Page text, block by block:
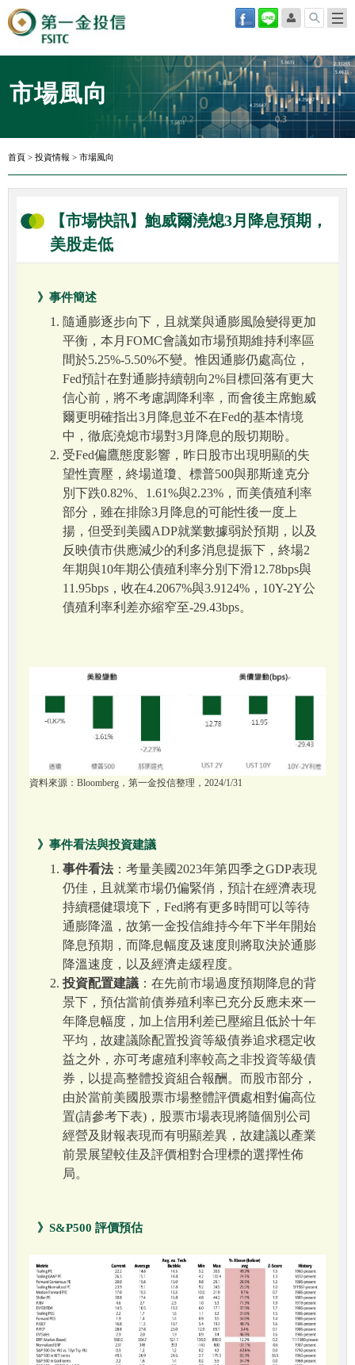
市場風向
首頁 > 投資情報 > 市場風向
【市場快訊】鮑威爾澆熄3月降息預期，
美股走低
》事件簡述
隨通膨逐步向下，且就業與通膨風險變得更加
平衡，本月FOMC會議如市場預期維持利率區
間於5.25%-5.50%不變。惟因通膨仍處高位，
Fed預計在對通膨持續朝向2%目標回落有更大
信心前，將不考慮調降利率，而會後主席鮑威
爾更明確指出3月降息並不在Fed的基本情境
中，徹底澆熄市場對3月降息的殷切期盼。
受Fed偏鷹態度影響，昨日股市出現明顯的失
望性賣壓，終場道瓊、標普500與那斯達克分
別下跌0.82%、1.61%與2.23%，而美債殖利率
部分，雖在排除3月降息的可能性後一度上
揚，但受到美國ADP就業數據弱於預期，以及
反映債市供應減少的利多消息提振下，終場2
年期與10年期公債殖利率分別下滑12.78bps與
11.95bps，收在4.2067%與3.9124%，10Y-2Y公
債殖利率利差亦縮窄至-29.43bps。
資料來源：Bloomberg，第一金投信整理，2024/1/31
》事件看法與投資建議
事件看法：考量美國2023年第四季之GDP表現
仍佳，且就業市場仍偏緊俏，預計在經濟表現
持續穩健環境下，Fed將有更多時間可以等待
通膨降溫，故第一金投信維持今年下半年開始
降息預期，而降息幅度及速度則將取決於通膨
降溫速度，以及經濟走緩程度。
投資配置建議 ：在先前市場過度預期降息的背
景下，預估當前債券殖利率已充分反應未來一
年降息幅度，加上信用利差已壓縮且低於十年
平均，故建議除配置投資等級債券追求穩定收
益之外，亦可考慮殖利率較高之非投資等級債
券，以提高整體投資組合報酬。而股市部分，
由於當前美國股票市場整體評價處相對偏高位
置(請參考下表)，股票市場表現將隨個別公司
經營及財報表現而有明顯差異，故建議以產業
前景展望較佳及評價相對合理標的選擇性佈
局。
》S&P500 評價預估